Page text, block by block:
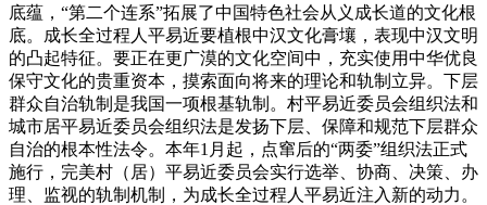
底蕴，“第二个连系”拓展了中国特色社会从义成长道的文化根
底。成长全过程人平易近要植根中汉文化膏壤，表现中汉文明
的凸起特征。要正在更广漠的文化空间中，充实使用中华优良
保守文化的贵重资本，摸索面向将来的理论和轨制立异。下层
群众自治轨制是我国一项根基轨制。村平易近委员会组织法和
城市居平易近委员会组织法是发扬下层、保障和规范下层群众
自治的根本性法令。本年1月起，点窜后的“两委”组织法正式
施行，完美村（居）平易近委员会实行选举、协商、决策、办
理、监视的轨制机制，为成长全过程人平易近注入新的动力。